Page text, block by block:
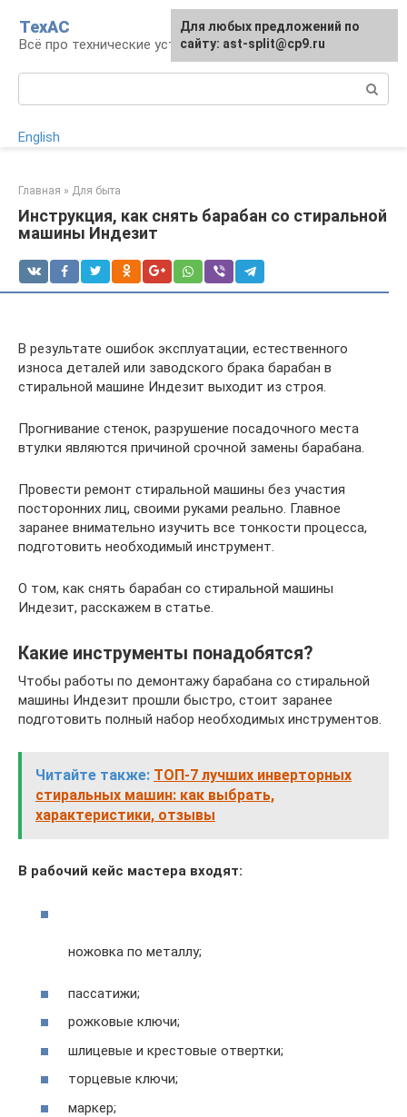
контенту
ТехАС
Всё про технические устройства
English
Главная » Для быта
Инструкция, как снять барабан со стиральной
машины Индезит
В результате ошибок эксплуатации, естественного
износа деталей или заводского брака барабан в
стиральной машине Индезит выходит из строя.
Прогнивание стенок, разрушение посадочного места
втулки являются причиной срочной замены барабана.
Провести ремонт стиральной машины без участия
посторонних лиц, своими руками реально. Главное
заранее внимательно изучить все тонкости процесса,
подготовить необходимый инструмент.
О том, как снять барабан со стиральной машины
Индезит, расскажем в статье.
Какие инструменты понадобятся?
Чтобы работы по демонтажу барабана со стиральной
машины Индезит прошли быстро, стоит заранее
подготовить полный набор необходимых инструментов.
Читайте также: ТОП-7 лучших инверторных
стиральных машин: как выбрать,
характеристики, отзывы
В рабочий кейс мастера входят:
ножовка по металлу;
пассатижи;
рожковые ключи;
шлицевые и крестовые отвертки;
торцевые ключи;
маркер;
Для любых предложений по
сайту: ast-split@cp9.ru